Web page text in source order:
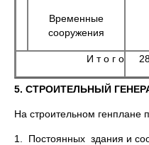
Временные
сооружения
И т о г о
5. СТРОИТЕЛЬНЫЙ
На строительном генплане
1. Постоянных здания и